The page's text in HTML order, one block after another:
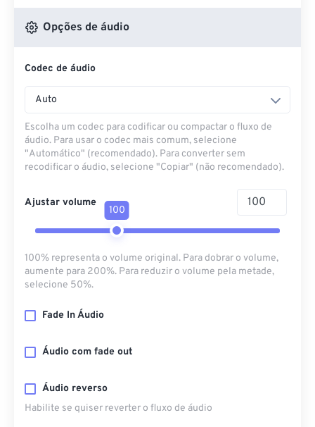
Do OneDrive
Opções de áudio
Codec de áudio
Auto
Escolha um codec para codificar ou compactar o fluxo de
áudio. Para usar o codec mais comum, selecione
"Automático" (recomendado). Para converter sem
recodificar o áudio, selecione "Copiar" (não recomendado).
Ajustar volume
100
100% representa o volume original. Para dobrar o volume,
aumente para 200%. Para reduzir o volume pela metade,
selecione 50%.
Fade In Áudio
Áudio com fade out
Áudio reverso
Habilite se quiser reverter o fluxo de áudio